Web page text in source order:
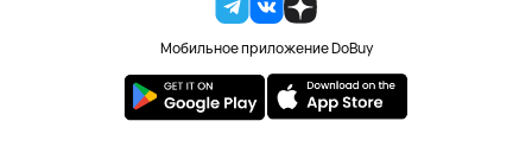
Мобильное приложение DoBuy